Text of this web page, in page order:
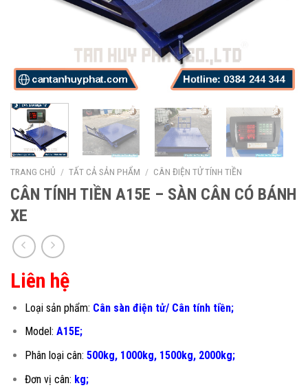
TRANG CHỦ / TẤT CẢ SẢN PHẨM / CÂN ĐIỆN TỬ TÍNH TIỀN
CÂN TÍNH TIỀN A15E – SÀN CÂN CÓ BÁNH
XE
Liên hệ
Loại sản phẩm: Cân sàn điện tử/ Cân tính tiền;
Model: A15E;
Phân loại cân: 500kg, 1000kg, 1500kg, 2000kg;
Đơn vị cân: kg;